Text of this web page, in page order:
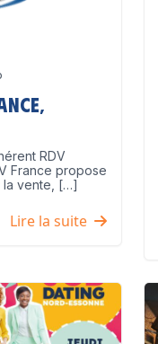
RDV
France propose
la vente, […]
Lire la suite